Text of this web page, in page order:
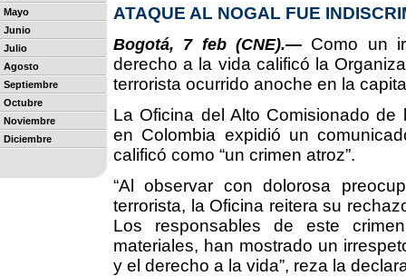
Mayo
Junio
Julio
Agosto
Septiembre
Octubre
Noviembre
Diciembre
ATAQUE AL NOGAL FUE
Bogotá, 7 feb (CNE).— Como un
derecho a la vida calificó la
terrorista ocurrido anoche en la
La Oficina del Alto Comisionado
en Colombia expidió un
calificó como “un crimen atroz”.
“Al observar con dolorosa
terrorista, la Oficina reitera su
Los responsables de este
materiales, han mostrado un
y el derecho a la vida”, reza la